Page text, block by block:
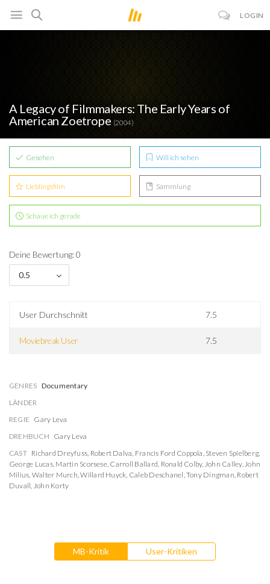
LOGIN
A Legacy of Filmmakers: The Early Years of
American Zoetrope (2004)
Gesehen Will ich sehen
Lieblingsfilm Sammlung
Schaue ich gerade
Deine Bewertung: 0
0.5
User Durchschnitt 7.5
Moviebreak User 7.5
GENRES Documentary
LÄNDER
REGIE Gary Leva
DREHBUCH Gary Leva
CAST Richard Dreyfuss, Robert Dalva, Francis Ford Coppola, Steven Spielberg,
George Lucas, Martin Scorsese, Carroll Ballard, Ronald Colby, John Calley,John
Milius, Walter Murch,Willard Huyck, Caleb Deschanel,Tony Dingman, Robert
Duvall, John Korty
MB-Kritik User-Kritiken